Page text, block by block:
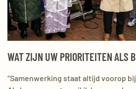
WAT ZIJN UW PRIORITEITEN ALS
“Samenwerking staat altijd voorop